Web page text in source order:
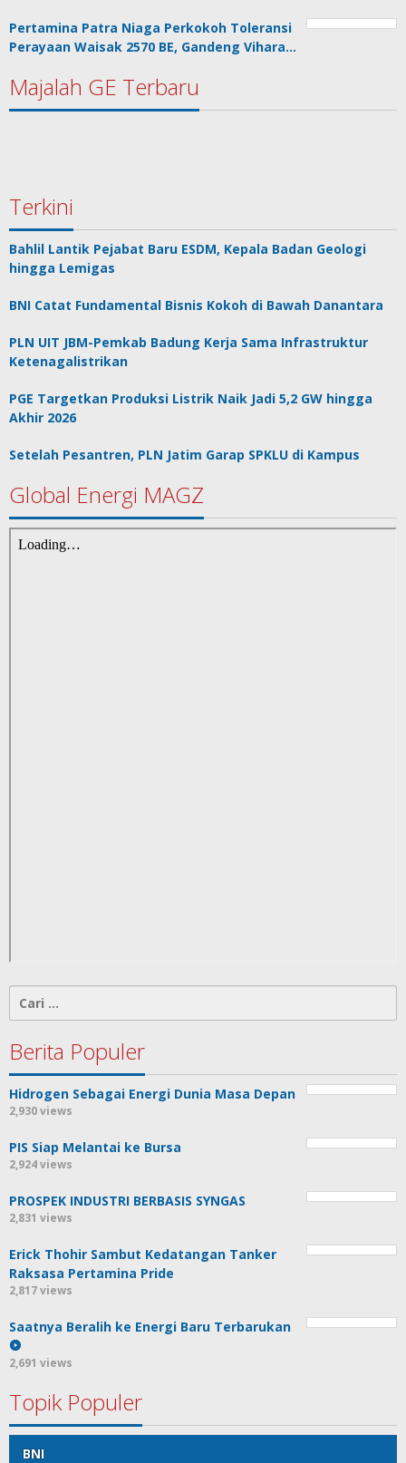
Pertamina Patra Niaga Perkokoh Toleransi
Perayaan Waisak 2570 BE, Gandeng Vihara…
Majalah GE Terbaru
Terkini
Bahlil Lantik Pejabat Baru ESDM, Kepala Badan Geologi
hingga Lemigas
BNI Catat Fundamental Bisnis Kokoh di Bawah Danantara
PLN UIT JBM-Pemkab Badung Kerja Sama Infrastruktur
Ketenagalistrikan
PGE Targetkan Produksi Listrik Naik Jadi 5,2 GW hingga
Akhir 2026
Setelah Pesantren, PLN Jatim Garap SPKLU di Kampus
Global Energi MAGZ
untuk:
Berita Populer
Hidrogen Sebagai Energi Dunia Masa Depan
2,930 views
PIS Siap Melantai ke Bursa
2,924 views
PROSPEK INDUSTRI BERBASIS SYNGAS
2,831 views
Erick Thohir Sambut Kedatangan Tanker
Raksasa Pertamina Pride
2,817 views
Saatnya Beralih ke Energi Baru Terbarukan
2,691 views
Topik Populer
BNI